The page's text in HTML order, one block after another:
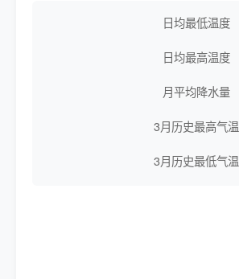
日均最低温度
日均最高温度
月平均降水量
3月历史最高气温
3月历史最低气温